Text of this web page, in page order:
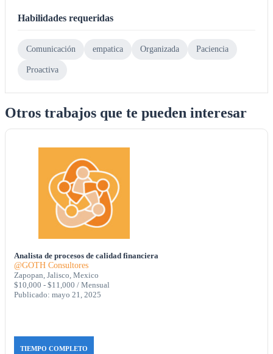
Habilidades requeridas
Comunicación empatica Organizada Paciencia
Proactiva
Otros trabajos que te pueden interesar
Analista de procesos de calidad financiera
@GOTH Consultores
Zapopan, Jalisco, Mexico
$10,000 - $11,000 / Mensual
Publicado: mayo 21, 2025
TIEMPO COMPLETO